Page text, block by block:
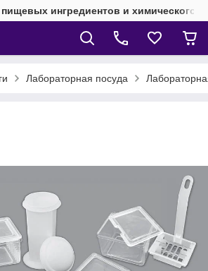
ингредиентов и химического
Лабораторная посуда